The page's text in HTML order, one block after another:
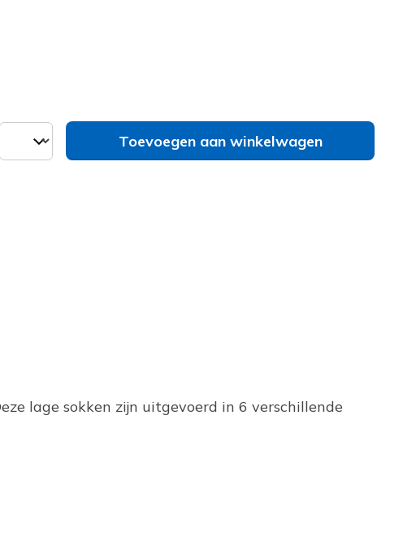
Toevoegen aan winkelwagen
lage sokken zijn uitgevoerd in 6 verschillende